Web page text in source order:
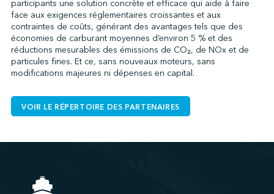
participants une solution concrète et efficace qui aide à faire
face aux exigences réglementaires croissantes et aux
contraintes de coûts, générant des avantages tels que des
économies de carburant moyennes d’environ 5 % et des
réductions mesurables des émissions de CO₂, de NOx et de
particules fines. Et ce, sans nouveaux moteurs, sans
modifications majeures ni dépenses en capital.
VOIR LE RÉPERTOIRE DES PARTENAIRES